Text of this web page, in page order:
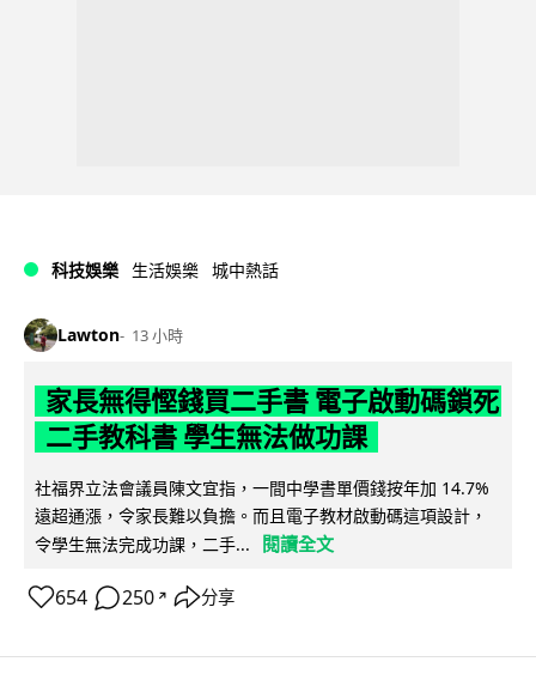
科技娛樂 生活娛樂 城中熱話
Lawton 13 小時
家長無得慳錢買二手書 電子啟動碼鎖死
二手教科書 學生無法做功課
社福界立法會議員陳文宜指，一間中學書單價錢按年加 14.7%
遠超通漲，令家長難以負擔。而且電子教材啟動碼這項設計，
令學生無法完成功課，二手...
閱讀全文
654 250 ↗ 分享